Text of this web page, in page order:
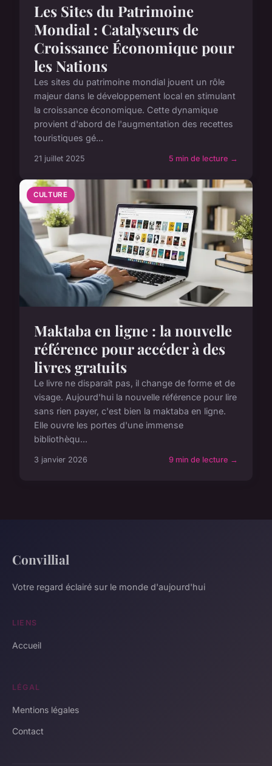
Les Sites du Patrimoine
Mondial : Catalyseurs de
Croissance Économique pour
les Nations
Les sites du patrimoine mondial jouent un rôle
majeur dans le développement local en stimulant
la croissance économique. Cette dynamique
provient d'abord de l'augmentation des recettes
touristiques gé...
21 juillet 2025 5 min de lecture →
CULTURE
Maktaba en ligne : la nouvelle
référence pour accéder à des
livres gratuits
Le livre ne disparaît pas, il change de forme et de
visage. Aujourd'hui la nouvelle référence pour lire
sans rien payer, c'est bien la maktaba en ligne.
Elle ouvre les portes d'une immense
bibliothèqu...
3 janvier 2026 9 min de lecture →
Convillial
Votre regard éclairé sur le monde d'aujourd'hui
LIENS
Accueil
LÉGAL
Mentions légales
Contact